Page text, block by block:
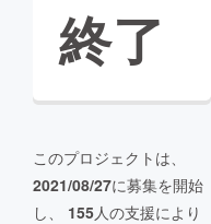
終了
このプロジェクトは、
2021/08/27に募集を開始
し、 155人の支援により